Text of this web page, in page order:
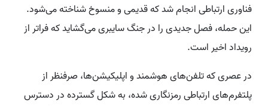
فناوری ارتباطی انجام شد که قدیمی و منسوخ شناخته می‌شود.
این حمله، فصل جدیدی را در جنگ سایبری می‌گشاید که فراتر از
رویداد اخیر است.
در عصری که تلفن‌های هوشمند و اپلیکیشن‌ها، صرفنظر از
پلتفرم‌های ارتباطی رمزنگاری ‌شده، به‌ شکل گسترده در دسترس